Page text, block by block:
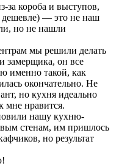
за короба и выступов,
дешевле) — это не наш
но не нашли
мы решили делать
замерщика, он все
именно такой, как
окончательно. Не
но кухня идеально
мне нравится.
нашу кухню-
стенам, им пришлось
но результат